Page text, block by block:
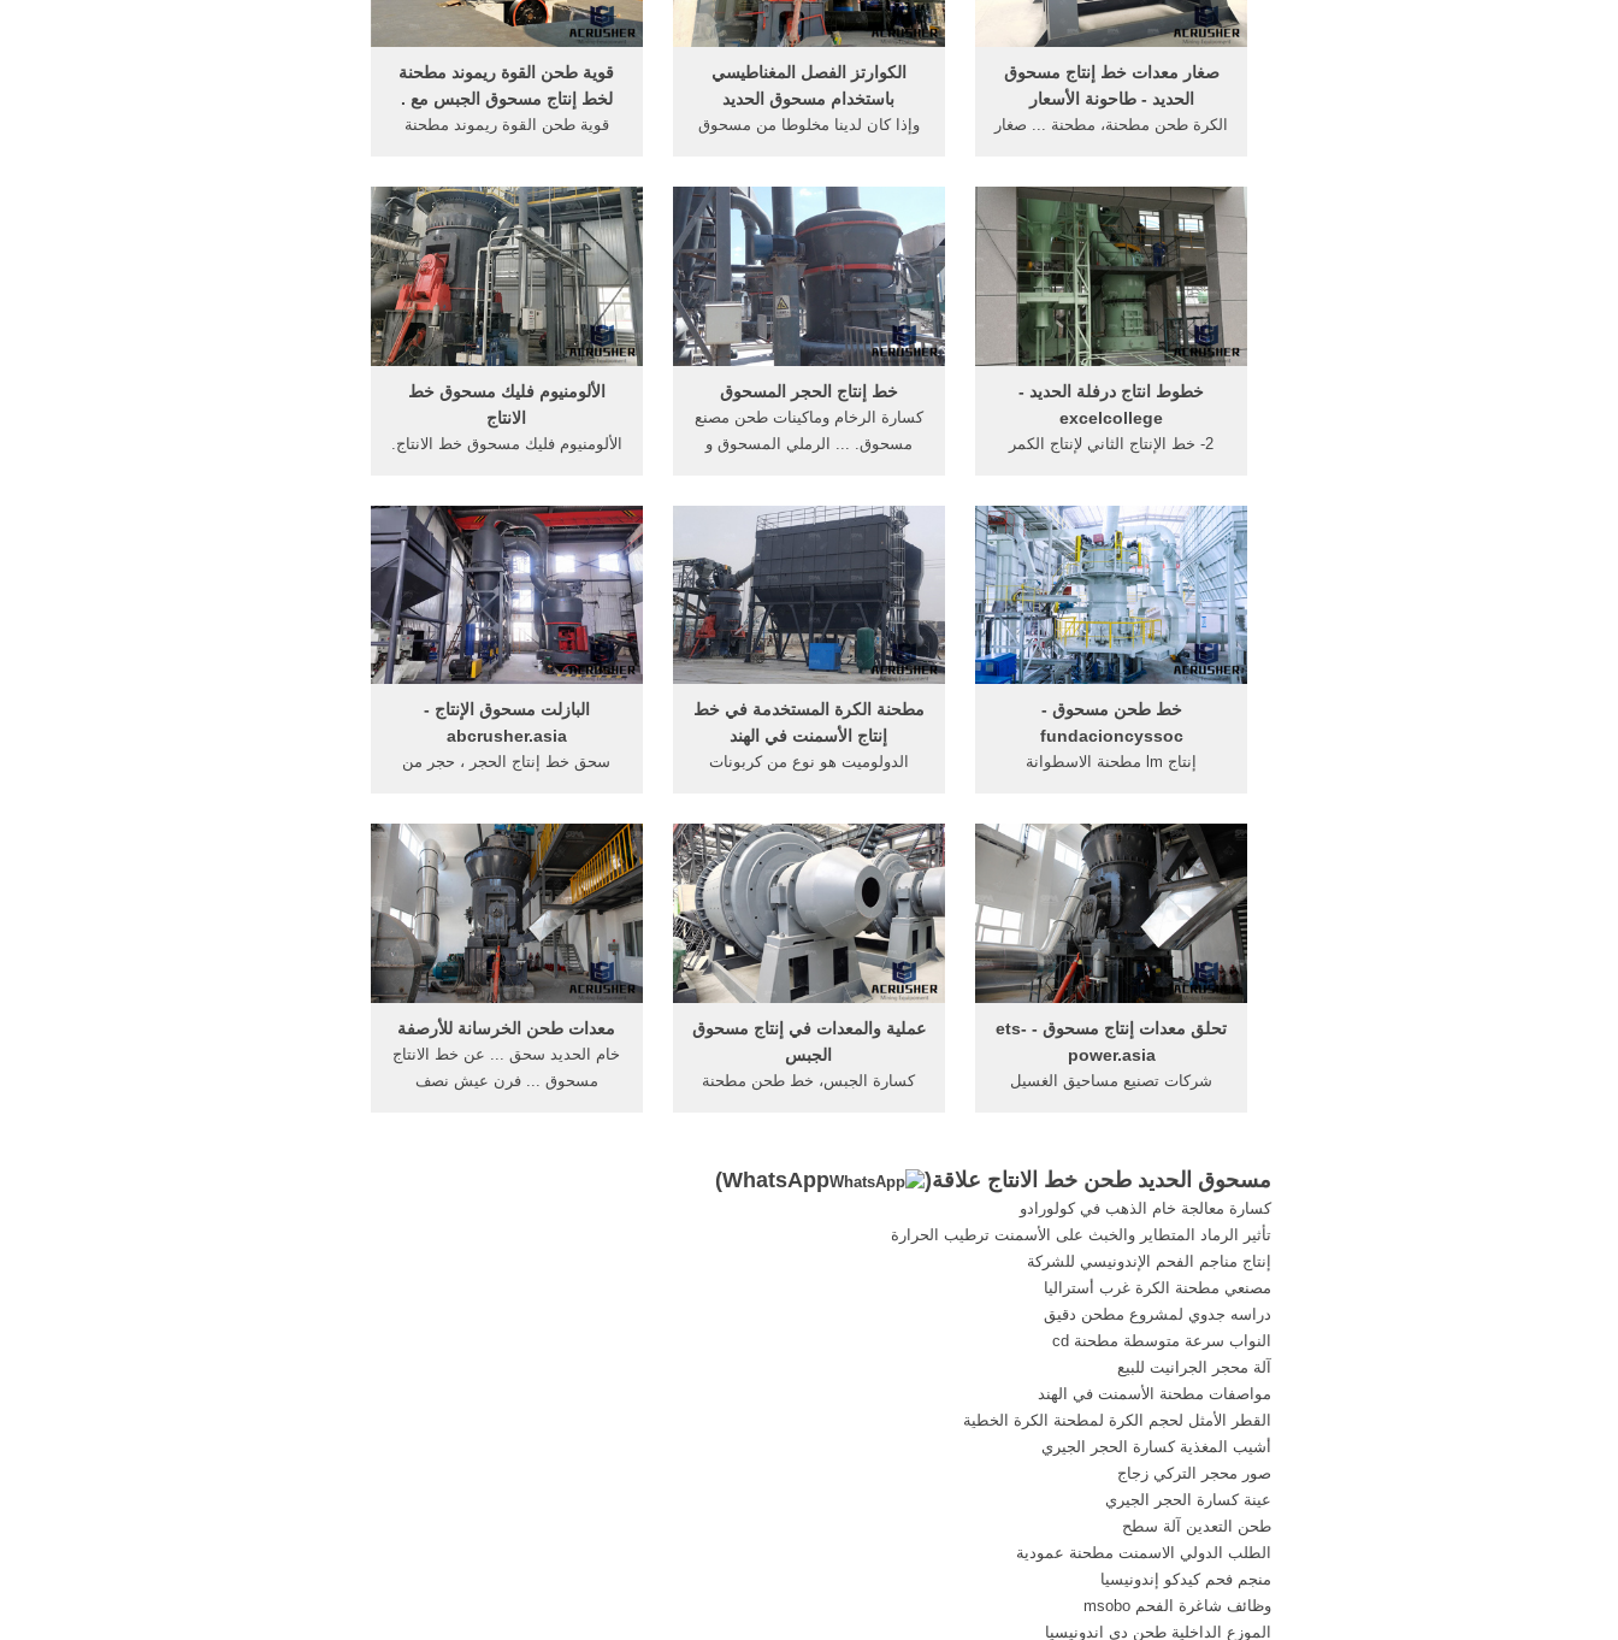
قوية طحن القوة ريموند مطحنة
لخط إنتاج مسحوق الجبس مع .
قوية طحن القوة ريموند مطحنة
...
الكوارتز الفصل المغناطيسي
باستخدام مسحوق الحديد
وإذا كان لدينا مخلوطا من مسحوق
صغار معدات خط إنتاج مسحوق
الحديد - طاحونة الأسعار
الكرة طحن مطحنة، مطحنة ... صغار
الألومنيوم فليك مسحوق خط
الانتاج
الألومنيوم فليك مسحوق خط الانتاج.
خط إنتاج الحجر المسحوق
كسارة الرخام وماكينات طحن مصنع
مسحوق. ... الرملي المسحوق و
خطوط انتاج درفلة الحديد -
excelcollege
2- خط الإنتاج الثاني لإنتاج الكمر
...
البازلت مسحوق الإنتاج -
abcrusher.asia
سحق خط إنتاج الحجر ، حجر من
مطحنة الكرة المستخدمة في خط
إنتاج الأسمنت في الهند
الدولوميت هو نوع من كربونات
خط طحن مسحوق -
fundacioncyssoc
إنتاج lm مطحنة الاسطوانة
مسحوق ...
معدات طحن الخرسانة للأرصفة
خام الحديد سحق ... عن خط الانتاج
مسحوق ... فرن عيش نصف
عملية والمعدات في إنتاج مسحوق
الجبس
كسارة الجبس، خط طحن مطحنة
تحلق معدات إنتاج مسحوق - ets-
power.asia
شركات تصنيع مساحيق الغسيل
مسحوق الحديد طحن خط الانتاج علاقة( WhatsApp
)
كسارة معالجة خام الذهب في كولورادو
تأثير الرماد المتطاير والخبث على الأسمنت ترطيب الحرارة
إنتاج مناجم الفحم الإندونيسي للشركة
مصنعي مطحنة الكرة غرب أستراليا
دراسه جدوي لمشروع مطحن دقيق
النواب سرعة متوسطة مطحنة cd
آلة محجر الجرانيت للبيع
مواصفات مطحنة الأسمنت في الهند
القطر الأمثل لحجم الكرة لمطحنة الكرة الخطية
أشيب المغذية كسارة الحجر الجيري
صور محجر التركي زجاج
عينة كسارة الحجر الجيري
طحن التعدين آلة سطح
الطلب الدولي الاسمنت مطحنة عمودية
منجم فحم كيدكو إندونيسيا
وظائف شاغرة الفحم msobo
الموزع الداخلية طحن دي اندونيسيا